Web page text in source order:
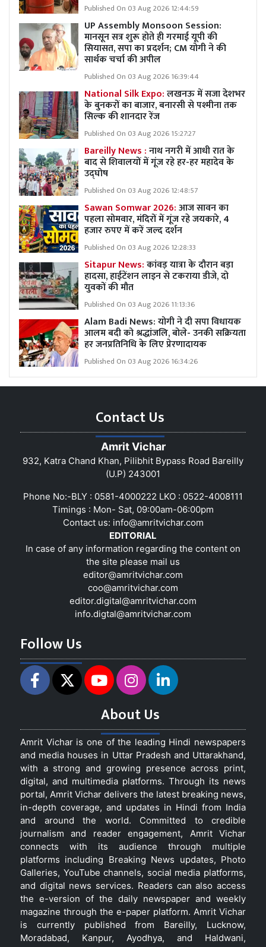
Published On 03 Aug 2026 12:44:59
UP Assembly Monsoon Session:
मानसून सत्र शुरू होते ही गरमाई यूपी की
सियासत, सपा का प्रदर्शन; CM योगी ने की
सार्थक चर्चा की अपील
Published On 03 Aug 2026 16:39:44
National Silk Expo:लखनऊ में सजा देशभर
के बुनकरों का बाजार, बनारसी से पश्मीना तक
सिल्क की शानदार रेंज
Published On 03 Aug 2026 15:27:27
Bareilly News :नाथ नगरी में आधी रात के
बाद से शिवालयों में गूंज रहे हर-हर महादेव के
उद्घोष
Published On 03 Aug 2026 12:48:57
Sawan Somwar 2026:आज सावन का
पहला सोमवार, मंदिरों में गूंज रहे जयकारे, 4
हजार रुपए में करें जल्द दर्शन
Published On 03 Aug 2026 12:28:33
Sitapur News:कांवड़ यात्रा के दौरान बड़ा
हादसा, हाईटेंशन लाइन से टकराया डीजे, दो
युवकों की मौत
Published On 03 Aug 2026 11:13:36
Alam Badi News: योगी ने दी सपा विधायक
आलम बदी को श्रद्धांजलि, बोले- उनकी सक्रियता
हर जनप्रतिनिधि के लिए प्रेरणादायक
Published On 03 Aug 2026 16:34:26
Contact Us
Amrit Vichar
932, Katra Chand Khan, Pilibhit Bypass Road Bareilly
(U.P) 243001
Phone No:-BLY : 0581-4000222 LKO : 0522-4008111
Timings : Mon- Sat, 09:00am-06:00pm
Contact us: info@amritvichar.com
EDITORIAL
In case of any information regarding the content on
the site please mail us
editor@amritvichar.com
coo@amritvichar.com
editor.digital@amritvichar.com
info.digtal@amritvichar.com
Follow Us
About Us
Amrit Vichar is one of the leading Hindi newspapers
and media houses in Uttar Pradesh and Uttarakhand,
with a strong and growing presence across print,
digital, and multimedia platforms. Through its news
portal, Amrit Vichar delivers the latest breaking news,
in-depth coverage, and updates in Hindi from India
and around the world. Committed to credible
journalism and reader engagement, Amrit Vichar
connects with its audience through multiple
platforms including Breaking News updates, Photo
Galleries, YouTube channels, social media platforms,
and digital news services. Readers can also access
the e-version of the daily newspaper and weekly
magazine through the e-paper platform. Amrit Vichar
is currently published from Bareilly, Lucknow,
Moradabad, Kanpur, Ayodhya, and Haldwani,